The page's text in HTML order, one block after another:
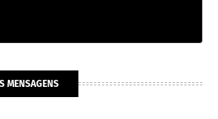
MENSAGENS